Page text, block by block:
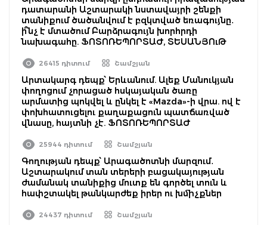
դատարանի Աշտարակի նստավայրի շենքի
տանիքում ծածանվում է բզկտված եռագույնը․
ի՞նչ է մտածում Բարձրագույն խորհրդի
նախագահը. ՖՈՏՈՌԵՊՈՐՏԱԺ, ՏԵՍԱՆՅՈւԹ
26415 դիտում Շամշյան
Արտակարգ դեպք՝ Երևանում. Ալեք Մանուկյան
փողոցում չորացած հսկայական ծառը
արմատից պոկվել և ընկել է «Mazda»-ի վրա. ով է
փոխհատուցելու քաղաքացուն պատճառված
վնասը, հայտնի չէ. ՖՈՏՈՌԵՊՈՐՏԱԺ
25944 դիտում Շամշյան
Գողության դեպք՝ Արագածոտնի մարզում․
Աշտարակում տան տերերի բացակայության
ժամանակ տանիքից մուտք են գործել տուն և
հափշտակել թանկարժեք իրեր ու խմիչքներ
24437 դիտում Շամշյան